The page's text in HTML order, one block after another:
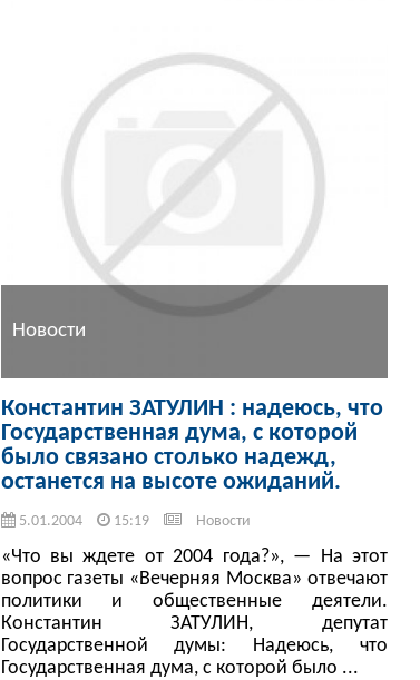
Новости
Константин ЗАТУЛИН : надеюсь, что
Государственная дума, с которой
было связано столько надежд,
останется на высоте ожиданий.
5.01.2004 15:19 Новости
«Что вы ждете от 2004 года?», — На этот
вопрос газеты «Вечерняя Москва» отвечают
политики и общественные деятели.
Константин ЗАТУЛИН, депутат
Государственной думы: Надеюсь, что
Государственная дума, с которой было ...